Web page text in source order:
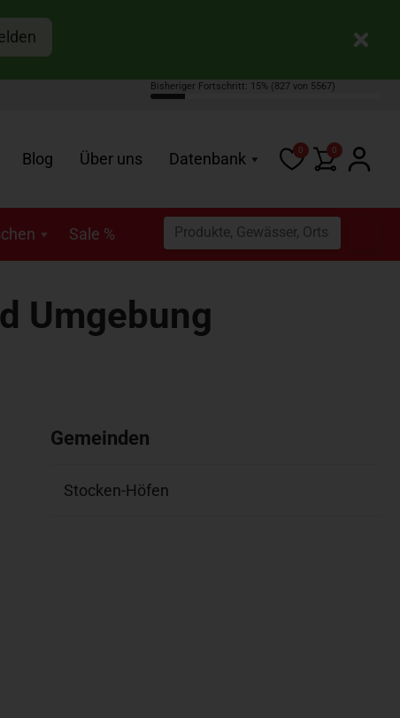
Bisheriger Fortschritt: 15% (827 von 5567)
Blog Über uns Datenbank 0 0
Sale %
Umgebung
Gemeinden
Stocken-Höfen